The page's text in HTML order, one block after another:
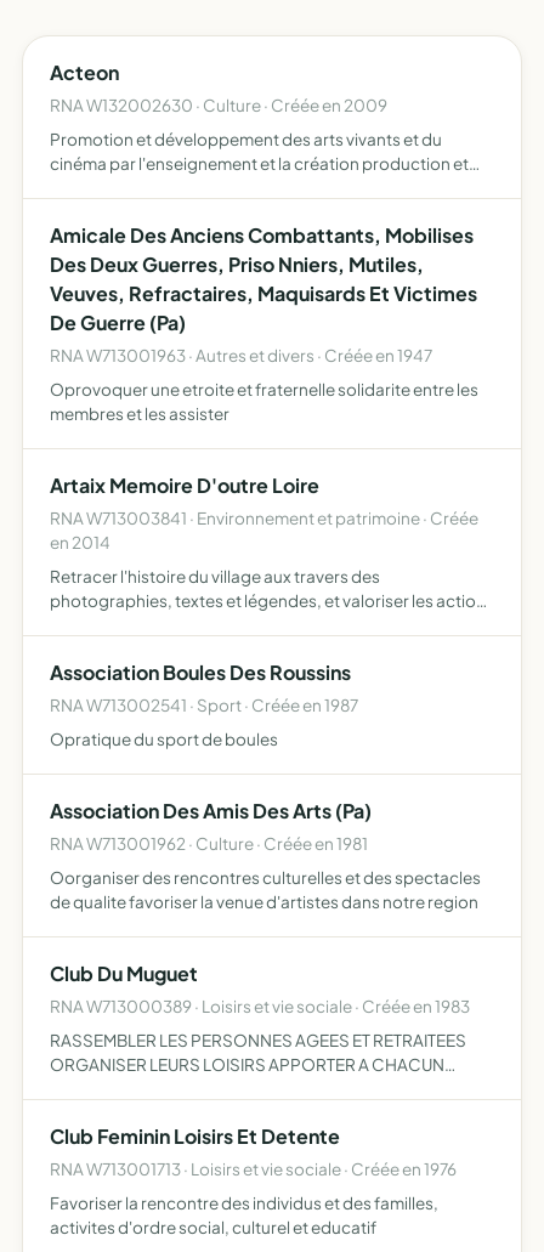
Acteon
RNA W132002630 · Culture · Créée en 2009
Promotion et développement des arts vivants et du
cinéma par l'enseignement et la création production et
en…
Amicale Des Anciens Combattants, Mobilises
Des Deux Guerres, Priso Nniers, Mutiles,
Veuves, Refractaires, Maquisards Et Victimes
De Guerre (Pa)
RNA W713001963 · Autres et divers · Créée en 1947
Oprovoquer une etroite et fraternelle solidarite entre les
membres et les assister
Artaix Memoire D'outre Loire
RNA W713003841 · Environnement et patrimoine · Créée
en 2014
Retracer l'histoire du village aux travers des
photographies, textes et légendes, et valoriser les actions
Association Boules Des Roussins
RNA W713002541 · Sport · Créée en 1987
Opratique du sport de boules
Association Des Amis Des Arts (Pa)
RNA W713001962 · Culture · Créée en 1981
Oorganiser des rencontres culturelles et des spectacles
de qualite favoriser la venue d'artistes dans notre region
Club Du Muguet
RNA W713000389 · Loisirs et vie sociale · Créée en 1983
RASSEMBLER LES PERSONNES AGEES ET RETRAITEES
ORGANISER LEURS LOISIRS APPORTER A CHACUN
TOUS LES PROBLEMES CONCERNANT LE 3EME…
Club Feminin Loisirs Et Detente
RNA W713001713 · Loisirs et vie sociale · Créée en 1976
Favoriser la rencontre des individus et des familles,
activites d'ordre social, culturel et educatif